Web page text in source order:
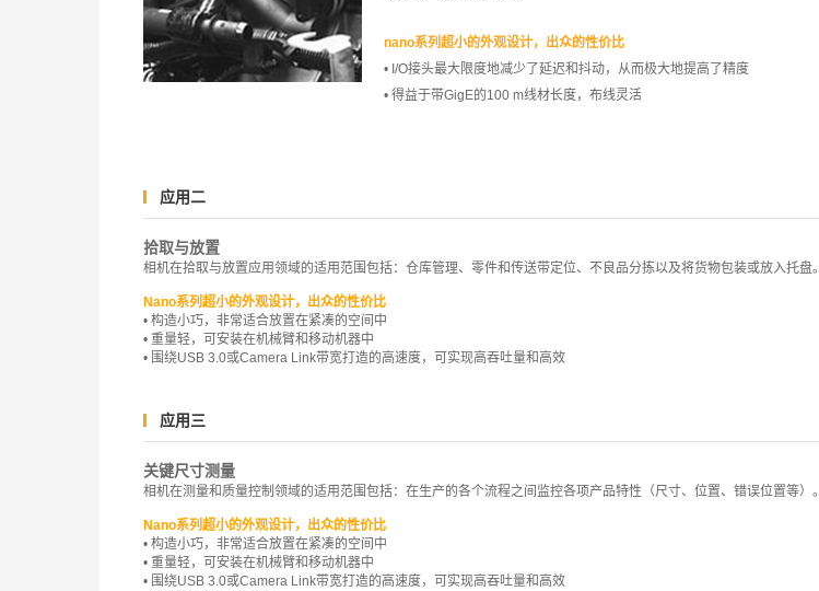
nano系列超小的外观设计，出众的性价比
• I/O接头最大限度地减少了延迟和抖动，从而极大地提高了精度
• 得益于带GigE的100 m线材长度，布线灵活
应用二
拾取与放置
相机在拾取与放置应用领域的适用范围包括：仓库管理、零件和传送带定位、不良品分拣以及将货物包装或放入托盘。
Nano系列超小的外观设计，出众的性价比
• 构造小巧，非常适合放置在紧凑的空间中
• 重量轻，可安装在机械臂和移动机器中
• 围绕USB 3.0或Camera Link带宽打造的高速度，可实现高吞吐量和高效
应用三
关键尺寸测量
相机在测量和质量控制领域的适用范围包括：在生产的各个流程之间监控各项产品特性（尺寸、位置、错误位置等）。
Nano系列超小的外观设计，出众的性价比
• 构造小巧，非常适合放置在紧凑的空间中
• 重量轻，可安装在机械臂和移动机器中
• 围绕USB 3.0或Camera Link带宽打造的高速度，可实现高吞吐量和高效